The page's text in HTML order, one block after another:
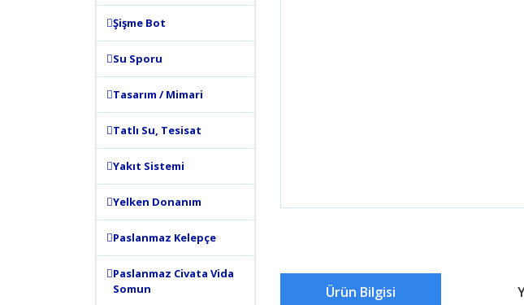
Şişme Bot
Su Sporu
Tasarım / Mimari
Tatlı Su, Tesisat
Yakıt Sistemi
Yelken Donanım
Paslanmaz Kelepçe
Paslanmaz Civata Vida
Somun
Ürün Bilgisi